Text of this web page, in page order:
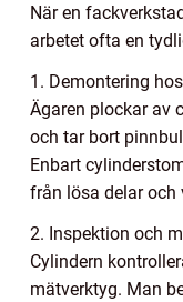
När en
arbetet ofta en
1. Demontering
Ägaren plockar av
och tar bort
Enbart
från lösa delar och
2. Inspektion och
Cylindern
mätverktyg. Man